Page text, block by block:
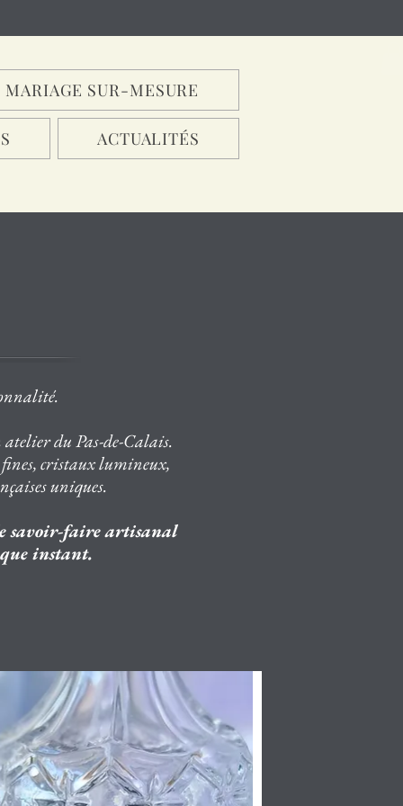
MARIAGE SUR-MESURE
ACTUALITÉS
atelier du Pas-de-Calais.
fines, cristaux lumineux,
uniques.
savoir-faire artisanal
instant.